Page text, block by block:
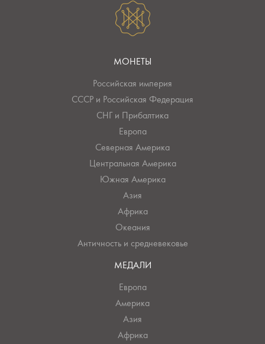
МОНЕТЫ
Российская империя
СССР и Российская Федерация
СНГ и Прибалтика
Европа
Северная Америка
Центральная Америка
Южная Америка
Азия
Африка
Океания
Античность и средневековье
МЕДАЛИ
Европа
Америка
Азия
Африка